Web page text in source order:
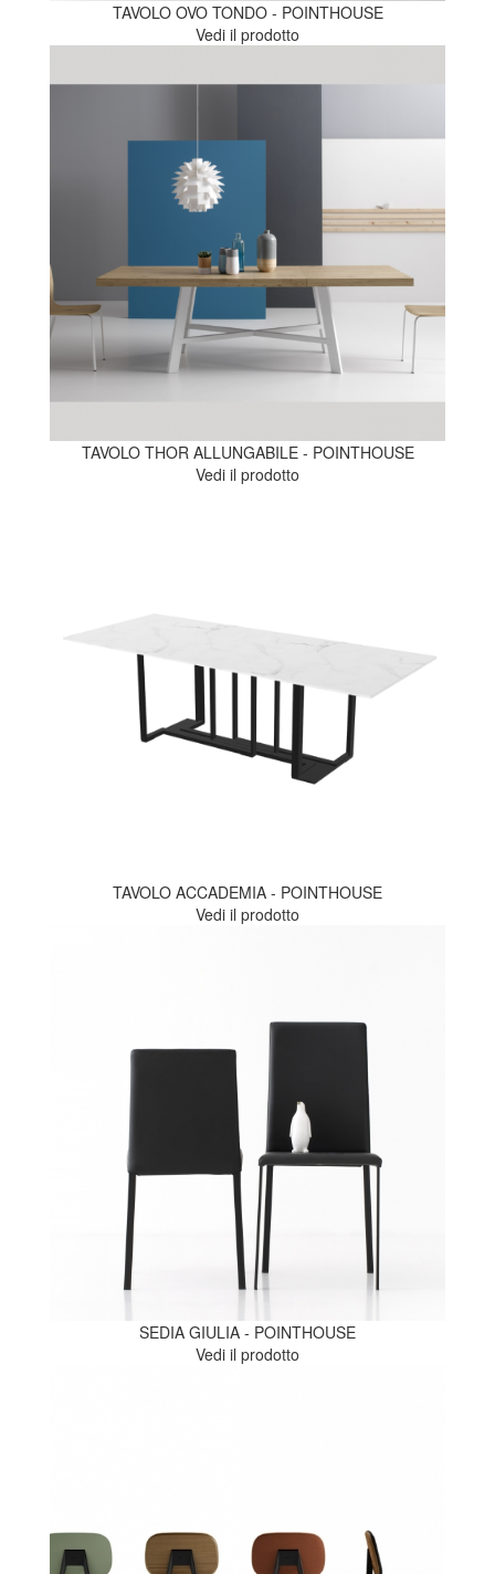
TAVOLO OVO TONDO - POINTHOUSE
Vedi il prodotto
TAVOLO THOR ALLUNGABILE - POINTHOUSE
Vedi il prodotto
TAVOLO ACCADEMIA - POINTHOUSE
Vedi il prodotto
SEDIA GIULIA - POINTHOUSE
Vedi il prodotto